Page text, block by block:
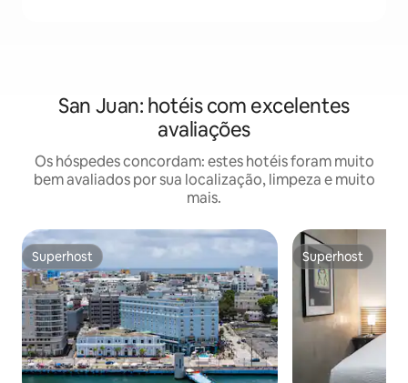
San Juan: hotéis com excelentes
avaliações
Os hóspedes concordam: estes hotéis foram muito
bem avaliados por sua localização, limpeza e muito
mais.
Superhost
Superhost Superhost
Superhost